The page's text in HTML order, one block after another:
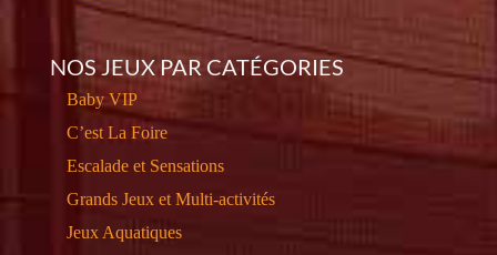
NOS JEUX PAR CATÉGORIES
Baby VIP
C’est La Foire
Escalade et Sensations
Grands Jeux et Multi-activités
Jeux Aquatiques